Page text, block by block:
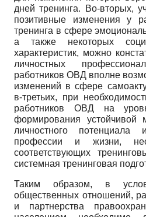
дней тренинга. Во-вторых,
позитивные изменения у
тренинга в сфере
а также некоторых
характеристик, можно
личностных
работников ОВД вполне
изменений в сфере
в-третьих, при
работников ОВД на
формирования устойчивой
личностного
профессии и жизни,
соответствующих
системная тренинговая
Таким образом, в
общественных отношений,
и партнерства